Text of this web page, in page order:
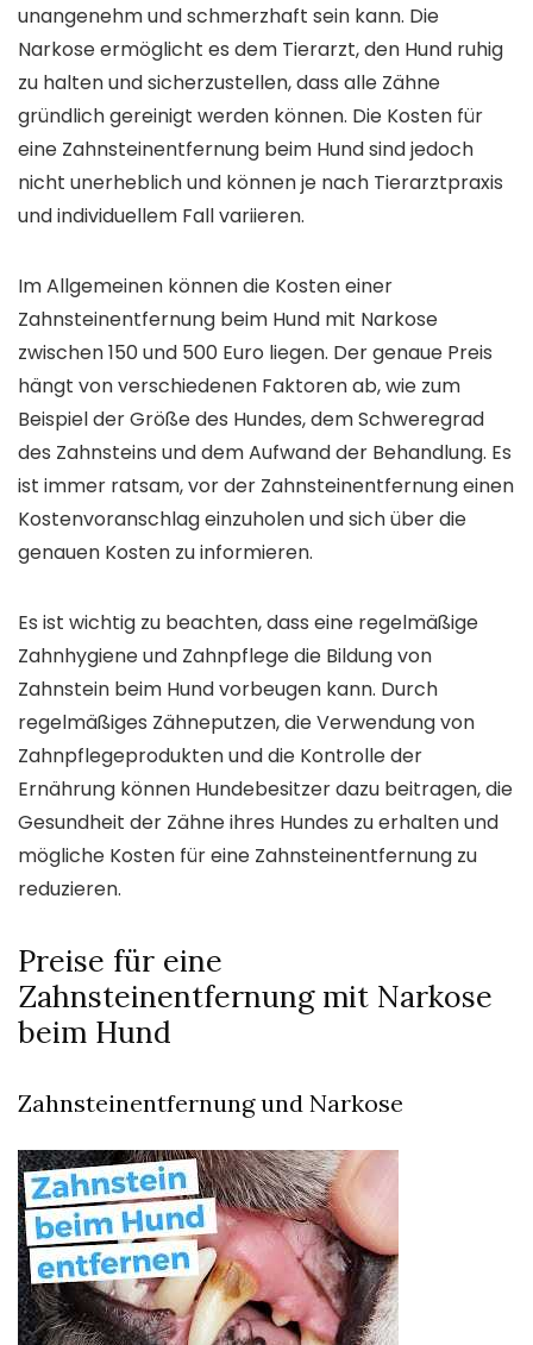
unangenehm und schmerzhaft sein kann. Die
Narkose ermöglicht es dem Tierarzt, den Hund ruhig
zu halten und sicherzustellen, dass alle Zähne
gründlich gereinigt werden können. Die Kosten für
eine Zahnsteinentfernung beim Hund sind jedoch
nicht unerheblich und können je nach Tierarztpraxis
und individuellem Fall variieren.
Im Allgemeinen können die Kosten einer
Zahnsteinentfernung beim Hund mit Narkose
zwischen 150 und 500 Euro liegen. Der genaue Preis
hängt von verschiedenen Faktoren ab, wie zum
Beispiel der Größe des Hundes, dem Schweregrad
des Zahnsteins und dem Aufwand der Behandlung. Es
ist immer ratsam, vor der Zahnsteinentfernung einen
Kostenvoranschlag einzuholen und sich über die
genauen Kosten zu informieren.
Es ist wichtig zu beachten, dass eine regelmäßige
Zahnhygiene und Zahnpflege die Bildung von
Zahnstein beim Hund vorbeugen kann. Durch
regelmäßiges Zähneputzen, die Verwendung von
Zahnpflegeprodukten und die Kontrolle der
Ernährung können Hundebesitzer dazu beitragen, die
Gesundheit der Zähne ihres Hundes zu erhalten und
mögliche Kosten für eine Zahnsteinentfernung zu
reduzieren.
Preise für eine
Zahnsteinentfernung mit Narkose
beim Hund
Zahnsteinentfernung und Narkose